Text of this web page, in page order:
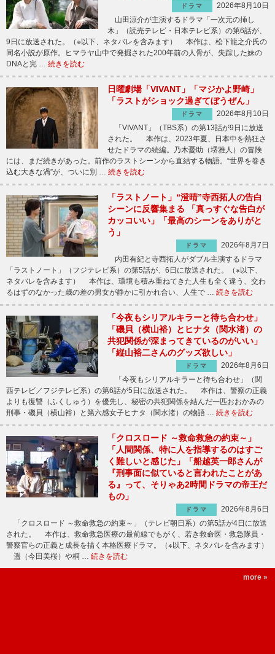
ドラマ
2026年8月10日
山田涼介が主演するドラマ「一次元の挿し
木」（読売テレビ・日本テレビ系）の第6話が、
9日に放送された。（※以下、ネタバレを含みます） 本作は、松下龍之介氏の
同名小説が原作。ヒマラヤ山中で発掘された200年前の人骨が、失踪した妹の
DNAと完 … 続きを読む
日曜劇場「VIVANT」「マジかよ野崎」
「ラストがショック過ぎてぼうぜん」
ドラマ
2026年8月10日
「VIVANT」（TBS系）の第13話が9日に放送
された。 本作は、2023年夏、日本中を熱狂さ
せたドラマの続編。乃木憂助（堺雅人）の冒険
には、まだ続きがあった。前作のラストシーンから直結する物語。“世界を巻き
込む大きな渦”が、ついに別 … 続きを読む
「ラストノート」“澄晴”寺西拓人の告白
シーンに反響集まる 「真っすぐな告白が
カッコいい」「最高のシーンをありがと
う」
ドラマ
2026年8月7日
内田有紀と寺西拓人がダブル主演するドラマ
「ラストノート」（フジテレビ系）の第5話が、6日に放送された。（※以下、
ネタバレを含みます） 本作は、環境も積み重ねてきた人生も全く違う、交わ
るはずのなかった歳の差の男女が静かに引かれ合い、人生で … 続きを読む
「今夜もシリアルキラーと待ち合わせ」
「磯貝（横山裕）とヒナタ（関水渚）の
共犯関係が深まってきているのがいい」
「縦山裕二さんのグッズ欲しい」
ドラマ
2026年8月6日
「今夜もシリアルキラーと待ち合わせ」（関
西テレビ／フジテレビ系）の第6話が5日に放送された。 本作は、警察の正義
よりも復讐（ふくしゅう）を優先し、秘密の共犯関係を結んだ一匹おおかみの
刑事・磯貝（横山裕）と第六感女子ヒナタ（関水渚）の物語 … 続きを読む
「クロスロード ～救命救急の約束～」
「人間関係、特に人を指導するのはすご
く難しいと感じた」「船越英一郎さんが
『刑事面に似ていると言われたことがあ
る』って、そりゃあ2時間ドラマの帝王だ
もの」
ドラマ
2026年8月6日
「クロスロード ～救命救急の約束～」（テレビ朝日系）の第5話が4日に放送
された。 本作は、救命救急医療の最前線でもがく、若き救命医・救急隊員・
警察官らの正義と成長を描く本格医療ドラマ。（※以下、ネタバレを含みます）
遥（今田美桜）や桐 … 続きを読む
more »